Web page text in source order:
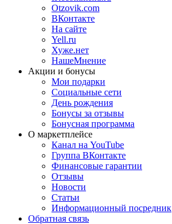
Otzovik.com
ВКонтакте
На сайте
Yell.ru
Хуже.нет
НашеМнение
Акции и бонусы
Мои подарки
Социальные сети
День рождения
Бонусы за отзывы
Бонусная программа
О маркетплейсе
Канал на YouTube
Группа ВКонтакте
Финансовые гарантии
Отзывы
Новости
Статьи
Информационный посредник
Обратная связь